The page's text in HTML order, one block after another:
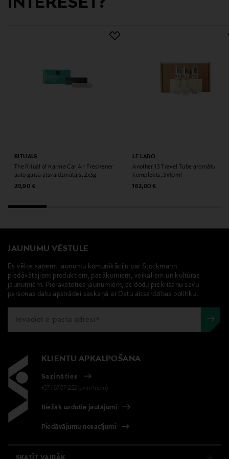
RITUALS
The Ritual of Karma Car Air Freshener
auto gaisa atsvaidzinātājs, 2x3g
Original Price
20,90 €
LE LABO
Another 13 Travel Tube aromātu
komplekts, 3x10ml
Original Price
162,00 €
JAUNUMU VĒSTULE
Es vēlos saņemt jaunumu komunikāciju par Stockmann
piedāvātajiem produktiem, pasākumiem, veikaliem un kultūras
jaunumiem. Pierakstoties jaunumiem, es dodu piekrišanu savu
personas datu apstrādei saskaņā ar Datu aizsardzības politiku.
KLIENTU APKALPOŠANA
Sazināties
+371 67071222(pvm/mpm)
Biežāk uzdotie jautājumi
Piedāvājumu nosacījumi